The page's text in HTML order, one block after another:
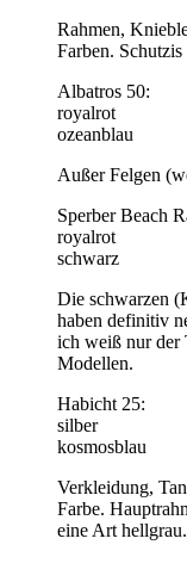
Rahmen,
Farben.
Albatros 50:
royalrot
ozeanblau
Außer Felgen
Sperber Beach
royalrot
schwarz
Die schwarzen
haben definitiv
ich weiß nur der
Modellen.
Habicht 25:
silber
kosmosblau
Verkleidung,
Farbe.
eine Art hellgrau.